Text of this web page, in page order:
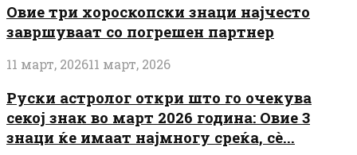
Овие три хороскопски знаци најчесто
завршуваат со погрешен партнер
11 март, 202611 март, 2026
Руски астролог откри што го очекува
секој знак во март 2026 година: Овие 3
знаци ќе имаат најмногу среќа, сè...